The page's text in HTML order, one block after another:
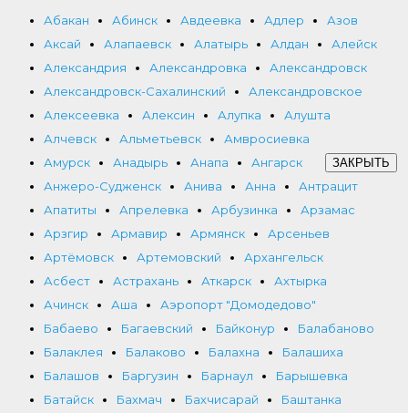
Абакан Абинск Авдеевка Адлер
Азов
Аксай
Алапаевск Алатырь Алдан
Алейск
Александрия
Александровка
Александровск
Александровск-Сахалинский
Александровское
Алексеевка
Алексин Алупка
Алушта
Алчевск
Альметьевск
Амвросиевка
Амурск
Анадырь Анапа
Ангарск
Анжеро-Судженск
Анива Анна
Антрацит
Апатиты
Апрелевка Арбузинка
Арзамас
Арзгир
Армавир Армянск
Арсеньев
Артёмовск
Артемовский
Архангельск
Асбест
Астрахань Аткарск
Ахтырка
Ачинск
Аша
Аэропорт "Домодедово"
Бабаево
Багаевский Байконур
Балабаново
Балаклея
Балаково Балахна
Балашиха
Балашов
Баргузин Барнаул
Барышевка
Батайск
Бахмач Бахчисарай
Баштанка
ЗАКРЫТЬ